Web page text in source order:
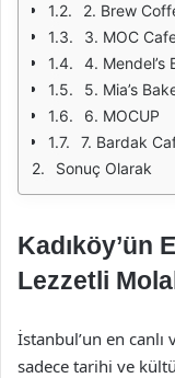
2. Brew
3. MOC
4. Mendel’s
5. Mia’s
6. MOCUP
7. Bardak
Sonuç Olarak
Kadıköy’ün
Lezzetli
İstanbul’un en
sadece tarihi ve